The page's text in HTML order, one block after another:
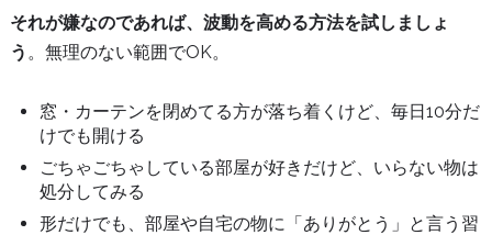
それが嫌なのであれば、波動を高める方法を試しましょ
う 。無理のない範囲でOK。
窓・カーテンを閉めてる方が落ち着くけど、毎日10分だ
けでも開ける
ごちゃごちゃしている部屋が好きだけど、いらない物は
処分してみる
形だけでも、部屋や自宅の物に「ありがとう」と言う習